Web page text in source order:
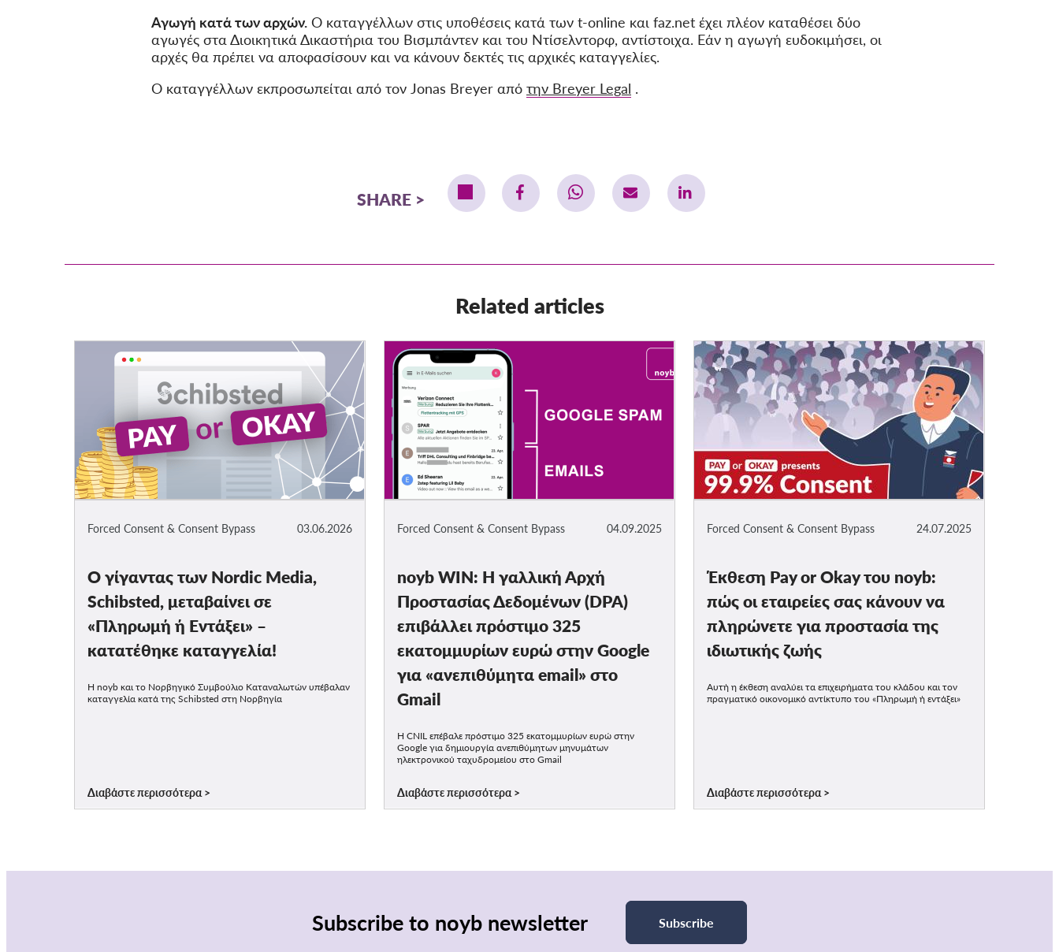
Αγωγή κατά των αρχών. Ο καταγγέλλων στις υποθέσεις κατά των t-online και faz.net έχει πλέον καταθέσει δύο
αγωγές στα Διοικητικά Δικαστήρια του Βισμπάντεν και του Ντίσελντορφ, αντίστοιχα. Εάν η αγωγή ευδοκιμήσει, οι
αρχές θα πρέπει να αποφασίσουν και να κάνουν δεκτές τις αρχικές καταγγελίες.
Ο καταγγέλλων εκπροσωπείται από τον Jonas Breyer από την Breyer Legal .
SHARE
Related articles
03.06.2026
Forced Consent & Consent Bypass
Ο γίγαντας των Nordic Media,
Schibsted, μεταβαίνει σε
«Πληρωμή ή Εντάξει» –
κατατέθηκε καταγγελία!
Η noyb και το Νορβηγικό Συμβούλιο Καταναλωτών υπέβαλαν
καταγγελία κατά της Schibsted στη Νορβηγία
Διαβάστε περισσότερα
04.09.2025
Forced Consent & Consent Bypass
noyb WIN: Η γαλλική Αρχή
Προστασίας Δεδομένων (DPA)
επιβάλλει πρόστιμο 325
εκατομμυρίων ευρώ στην Google
για «ανεπιθύμητα email» στο
Gmail
Η CNIL επέβαλε πρόστιμο 325 εκατομμυρίων ευρώ στην
Google για δημιουργία ανεπιθύμητων μηνυμάτων
ηλεκτρονικού ταχυδρομείου στο Gmail
Διαβάστε περισσότερα
24.07.2025
Forced Consent & Consent Bypass
Έκθεση Pay or Okay του noyb:
πώς οι εταιρείες σας κάνουν να
πληρώνετε για προστασία της
ιδιωτικής ζωής
Αυτή η έκθεση αναλύει τα επιχειρήματα του κλάδου και τον
πραγματικό οικονομικό αντίκτυπο του «Πληρωμή ή εντάξει»
Διαβάστε περισσότερα
Subscribe to noyb newsletter Subscribe